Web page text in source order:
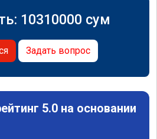
10310000 сум
Задать вопрос
5.0 на основании